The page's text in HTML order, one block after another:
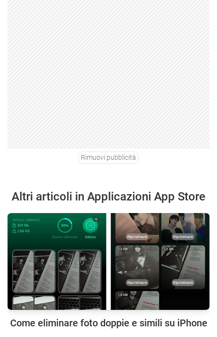
Rimuovi pubblicità
Altri articoli in Applicazioni App Store
Come eliminare foto doppie e simili su iPhone